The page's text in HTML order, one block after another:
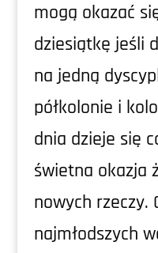
mogą okazać
dziesiątkę jeśli
na jedną
półkolonie i
dnia dzieje się
świetna okazja
nowych rzeczy.
najmłodszych